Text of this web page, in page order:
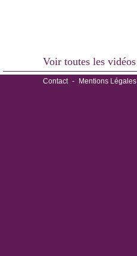
Voir toutes les vidéos
Contact - Mentions Légales